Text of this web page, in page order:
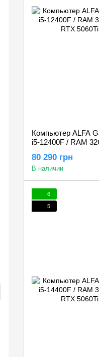
Компьютер ALFA
i5-12400F / RAM
80 290 грн
В наличии
6
5